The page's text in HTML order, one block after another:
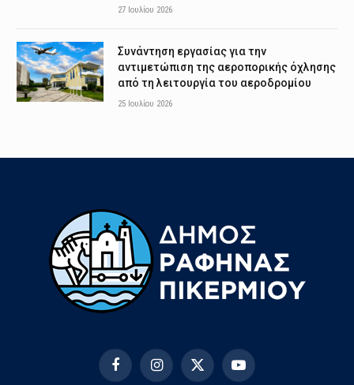
27 Ιουλίου 2026
Συνάντηση εργασίας για την
αντιμετώπιση της αεροπορικής όχλησης
από τη λειτουργία του αεροδρομίου
25 Ιουλίου 2026
FacebookInstagramX
YouTube